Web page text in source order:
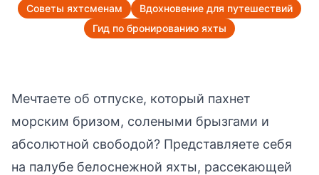
Советы яхтсменам
Вдохновение для путешествий
Гид по бронированию яхты
Мечтаете об отпуске, который пахнет
морским бризом, солеными брызгами и
абсолютной свободой? Представляете себя
на палубе белоснежной яхты, рассекающей